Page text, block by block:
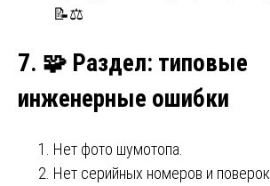
📝⚖️
7. 🧩 Раздел: типовые
инженерные ошибки
Нет фото шумотопа.
Нет серийных номеров и поверок.